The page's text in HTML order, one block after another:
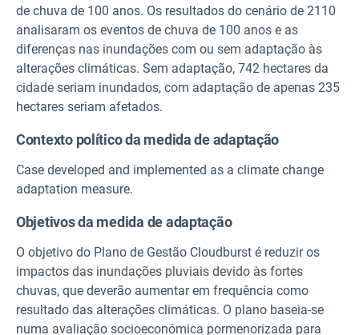
de chuva de 100 anos. Os resultados do cenário de 2110
analisaram os eventos de chuva de 100 anos e as
diferenças nas inundações com ou sem adaptação às
alterações climáticas. Sem adaptação, 742 hectares da
cidade seriam inundados, com adaptação de apenas 235
hectares seriam afetados.
Contexto político da medida de adaptação
Case developed and implemented as a climate change
adaptation measure.
Objetivos da medida de adaptação
O objetivo do Plano de Gestão Cloudburst é reduzir os
impactos das inundações pluviais devido às fortes
chuvas, que deverão aumentar em frequência como
resultado das alterações climáticas. O plano baseia-se
numa avaliação socioeconómica pormenorizada para